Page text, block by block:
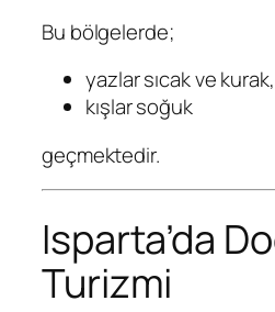
Bu bölgelerde;
yazlar sıcak ve kurak,
kışlar soğuk
geçmektedir.
Isparta’da
Turizmi